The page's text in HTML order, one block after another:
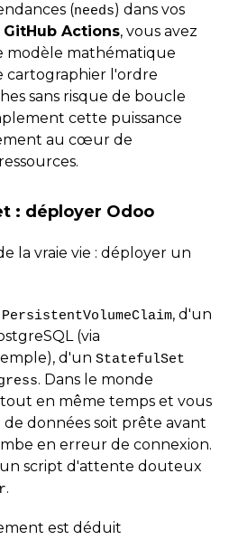
(needs) dans vos
GitHub Actions, vous avez
modèle mathématique
cartographier l'ordre
sans risque de boucle
cette puissance
au cœur de
: déployer Odoo
la vraie vie : déployer un
PersistentVolumeClaim, d'un
(via
d'un StatefulSet
. Dans le monde
en même temps et vous
données soit prête avant
en erreur de connexion.
script d'attente douteux
.
est déduit